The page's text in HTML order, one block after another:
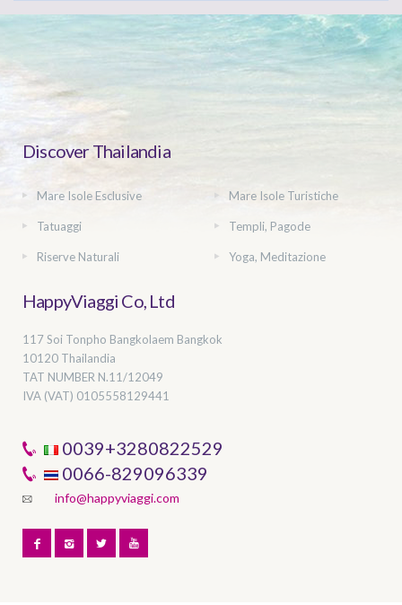
Discover Thailandia
Mare Isole Esclusive Mare Isole Turistiche
Tatuaggi Templi, Pagode
Riserve Naturali Yoga, Meditazione
HappyViaggi Co, Ltd
117 Soi Tonpho Bangkolaem Bangkok
10120 Thailandia
TAT NUMBER N.11/12049
IVA (VAT) 0105558129441
0039+3280822529
0066-829096339
info@happyviaggi.com